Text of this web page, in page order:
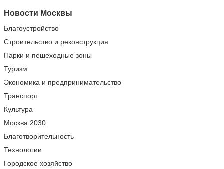
Новости Москвы
Благоустройство
Строительство и реконструкция
Парки и пешеходные зоны
Туризм
Экономика и предпринимательство
Транспорт
Культура
Москва 2030
Благотворительность
Технологии
Городское хозяйство